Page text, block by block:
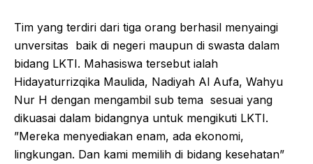
Tim yang terdiri dari tiga orang berhasil menyaingi
unversitas baik di negeri maupun di swasta dalam
bidang LKTI. Mahasiswa tersebut ialah
Hidayaturrizqika Maulida, Nadiyah Al Aufa, Wahyu
Nur H dengan mengambil sub tema sesuai yang
dikuasai dalam bidangnya untuk mengikuti LKTI.
”Mereka menyediakan enam, ada ekonomi,
lingkungan. Dan kami memilih di bidang kesehatan”